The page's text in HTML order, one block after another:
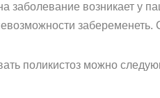
заболевание возникает у
поликистоз можно